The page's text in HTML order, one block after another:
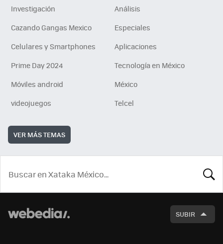
Investigación
Análisis
Cazando Gangas Mexico
Especiales
Celulares y Smartphones
Aplicaciones
Prime Day 2024
Tecnología en México
Móviles android
México
videojuegos
Telcel
VER MÁS TEMAS
SUBIR